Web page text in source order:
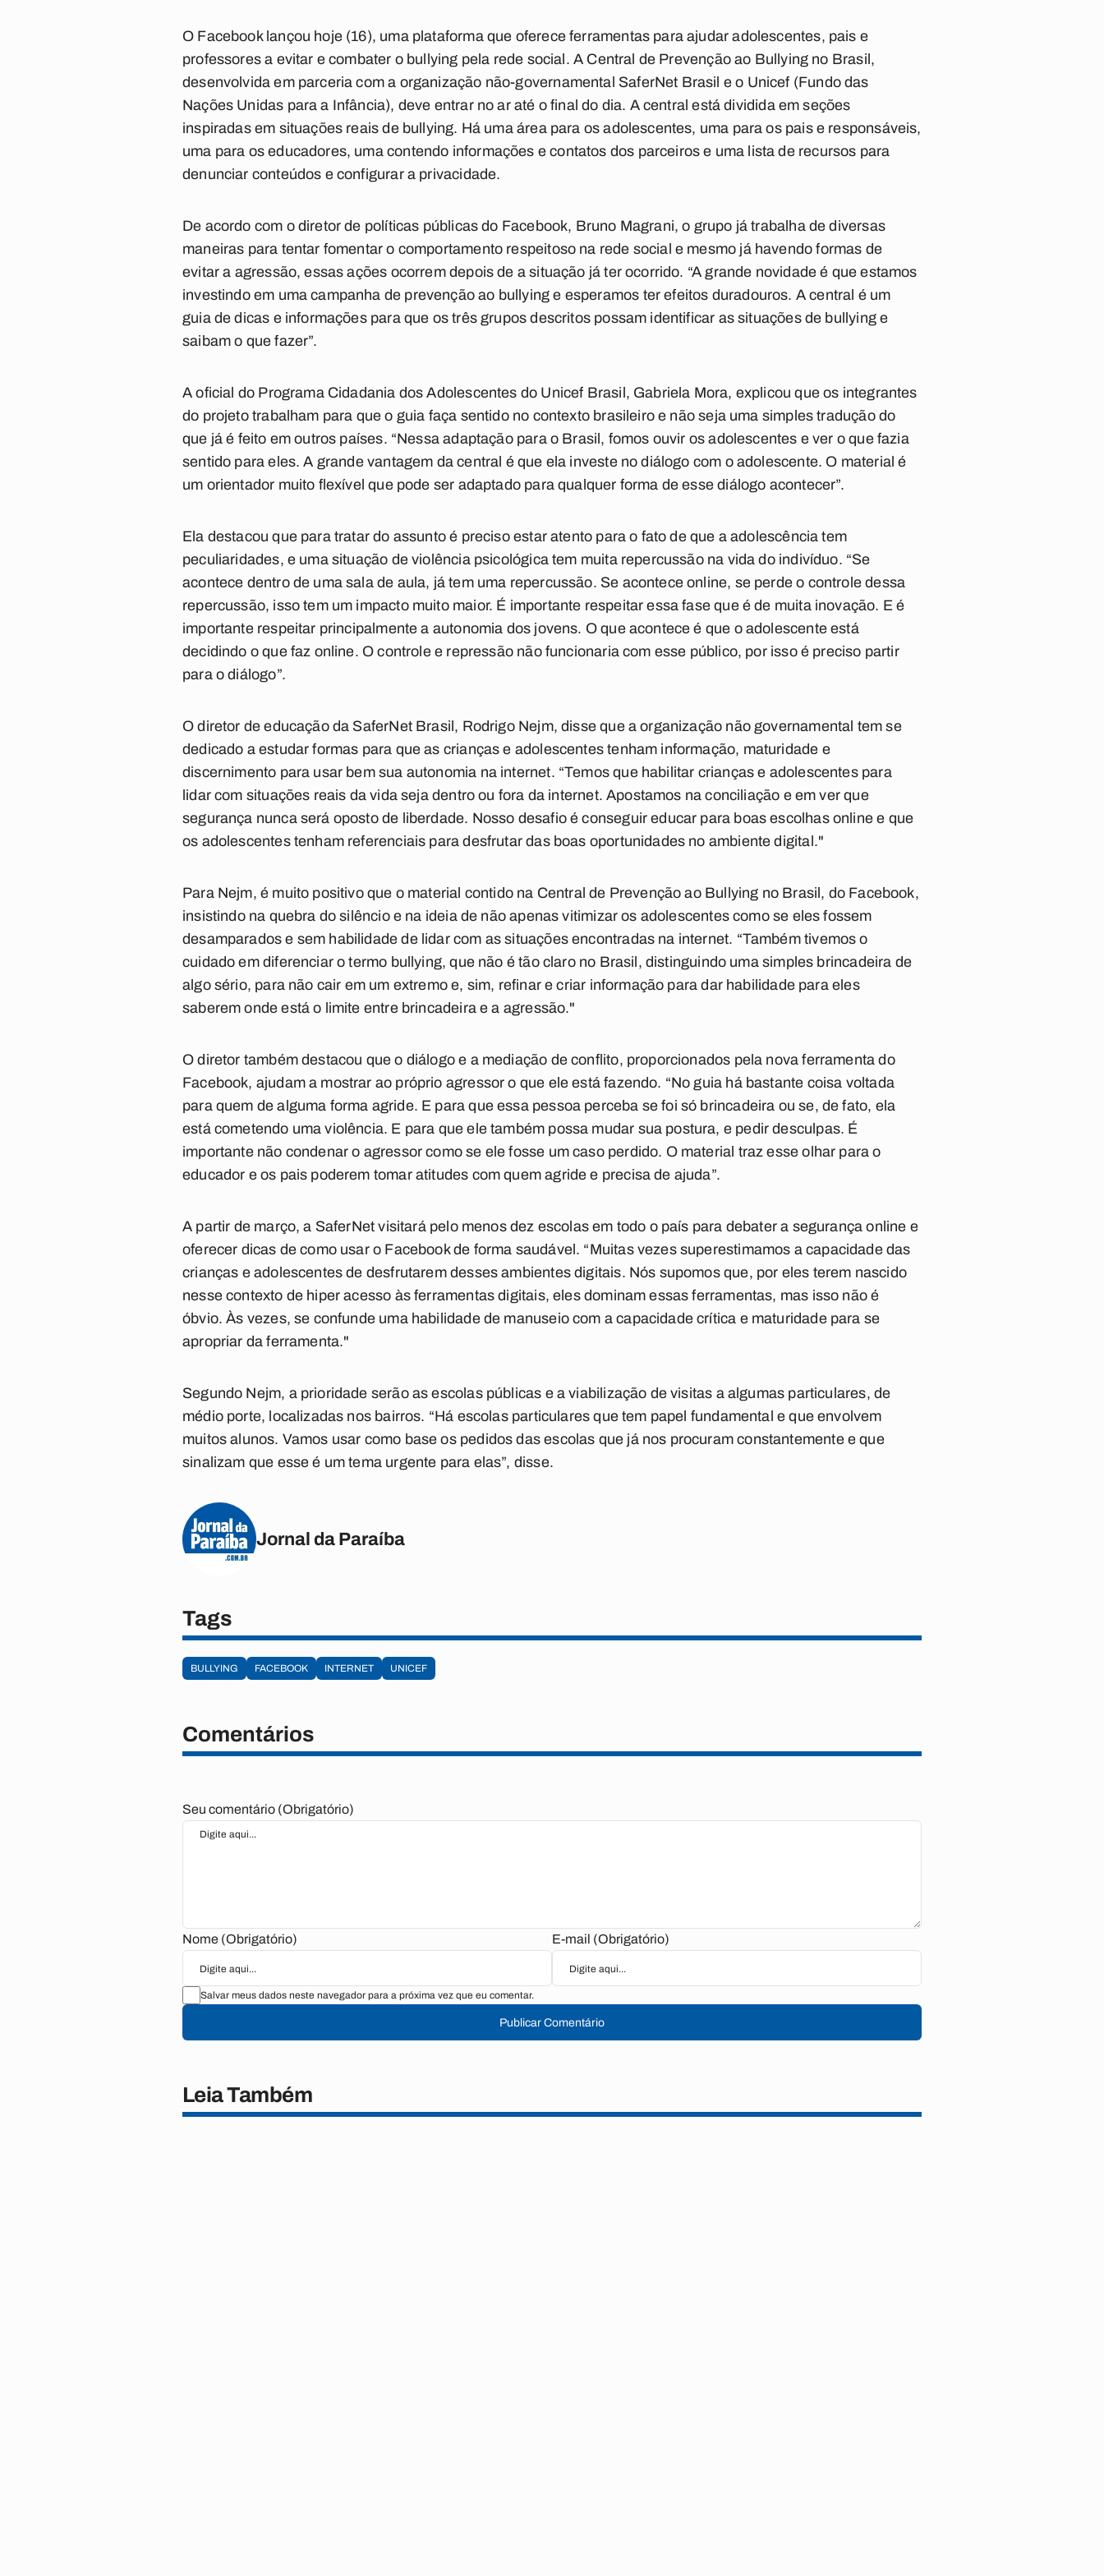
O Facebook lançou hoje (16), uma plataforma que oferece ferramentas para ajudar adolescentes, pais e
professores a evitar e combater o bullying pela rede social. A Central de Prevenção ao Bullying no Brasil,
desenvolvida em parceria com a organização não-governamental SaferNet Brasil e o Unicef (Fundo das
Nações Unidas para a Infância), deve entrar no ar até o final do dia. A central está dividida em seções
inspiradas em situações reais de bullying. Há uma área para os adolescentes, uma para os pais e responsáveis,
uma para os educadores, uma contendo informações e contatos dos parceiros e uma lista de recursos para
denunciar conteúdos e configurar a privacidade.
De acordo com o diretor de políticas públicas do Facebook, Bruno Magrani, o grupo já trabalha de diversas
maneiras para tentar fomentar o comportamento respeitoso na rede social e mesmo já havendo formas de
evitar a agressão, essas ações ocorrem depois de a situação já ter ocorrido. “A grande novidade é que estamos
investindo em uma campanha de prevenção ao bullying e esperamos ter efeitos duradouros. A central é um
guia de dicas e informações para que os três grupos descritos possam identificar as situações de bullying e
saibam o que fazer”.
A oficial do Programa Cidadania dos Adolescentes do Unicef Brasil, Gabriela Mora, explicou que os integrantes
do projeto trabalham para que o guia faça sentido no contexto brasileiro e não seja uma simples tradução do
que já é feito em outros países. “Nessa adaptação para o Brasil, fomos ouvir os adolescentes e ver o que fazia
sentido para eles. A grande vantagem da central é que ela investe no diálogo com o adolescente. O material é
um orientador muito flexível que pode ser adaptado para qualquer forma de esse diálogo acontecer”.
Ela destacou que para tratar do assunto é preciso estar atento para o fato de que a adolescência tem
peculiaridades, e uma situação de violência psicológica tem muita repercussão na vida do indivíduo. “Se
acontece dentro de uma sala de aula, já tem uma repercussão. Se acontece online, se perde o controle dessa
repercussão, isso tem um impacto muito maior. É importante respeitar essa fase que é de muita inovação. E é
importante respeitar principalmente a autonomia dos jovens. O que acontece é que o adolescente está
decidindo o que faz online. O controle e repressão não funcionaria com esse público, por isso é preciso partir
para o diálogo”.
O diretor de educação da SaferNet Brasil, Rodrigo Nejm, disse que a organização não governamental tem se
dedicado a estudar formas para que as crianças e adolescentes tenham informação, maturidade e
discernimento para usar bem sua autonomia na internet. “Temos que habilitar crianças e adolescentes para
lidar com situações reais da vida seja dentro ou fora da internet. Apostamos na conciliação e em ver que
segurança nunca será oposto de liberdade. Nosso desafio é conseguir educar para boas escolhas online e que
os adolescentes tenham referenciais para desfrutar das boas oportunidades no ambiente digital."
Para Nejm, é muito positivo que o material contido na Central de Prevenção ao Bullying no Brasil, do Facebook,
insistindo na quebra do silêncio e na ideia de não apenas vitimizar os adolescentes como se eles fossem
desamparados e sem habilidade de lidar com as situações encontradas na internet. “Também tivemos o
cuidado em diferenciar o termo bullying, que não é tão claro no Brasil, distinguindo uma simples brincadeira de
algo sério, para não cair em um extremo e, sim, refinar e criar informação para dar habilidade para eles
saberem onde está o limite entre brincadeira e a agressão."
O diretor também destacou que o diálogo e a mediação de conflito, proporcionados pela nova ferramenta do
Facebook, ajudam a mostrar ao próprio agressor o que ele está fazendo. “No guia há bastante coisa voltada
para quem de alguma forma agride. E para que essa pessoa perceba se foi só brincadeira ou se, de fato, ela
está cometendo uma violência. E para que ele também possa mudar sua postura, e pedir desculpas. É
importante não condenar o agressor como se ele fosse um caso perdido. O material traz esse olhar para o
educador e os pais poderem tomar atitudes com quem agride e precisa de ajuda”.
A partir de março, a SaferNet visitará pelo menos dez escolas em todo o país para debater a segurança online e
oferecer dicas de como usar o Facebook de forma saudável. “Muitas vezes superestimamos a capacidade das
crianças e adolescentes de desfrutarem desses ambientes digitais. Nós supomos que, por eles terem nascido
nesse contexto de hiper acesso às ferramentas digitais, eles dominam essas ferramentas, mas isso não é
óbvio. Às vezes, se confunde uma habilidade de manuseio com a capacidade crítica e maturidade para se
apropriar da ferramenta."
Segundo Nejm, a prioridade serão as escolas públicas e a viabilização de visitas a algumas particulares, de
médio porte, localizadas nos bairros. “Há escolas particulares que tem papel fundamental e que envolvem
muitos alunos. Vamos usar como base os pedidos das escolas que já nos procuram constantemente e que
sinalizam que esse é um tema urgente para elas”, disse.
Jornal da Paraíba
Tags
BULLYING FACEBOOK INTERNET UNICEF
Comentários
Seu comentário (Obrigatório)
Nome (Obrigatório) E-mail (Obrigatório)
Salvar meus dados neste navegador para a próxima vez que eu comentar.
Publicar Comentário
Leia Também